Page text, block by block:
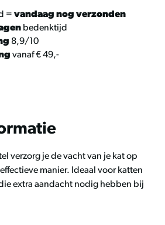
= vandaag nog verzonden
bedenktijd
8,9/10
vanaf € 49,-
verzorg je de vacht van je kat op
manier. Ideaal voor katten
extra aandacht nodig hebben bij